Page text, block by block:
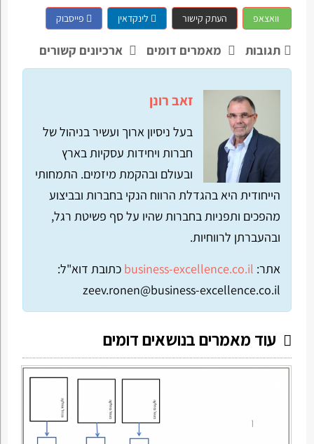
וואצאפ העתק קישור לינקדאין פייסבוק
תגובות מאמרים דומים ארכיונים קשורים
זאב רונן
בעל ניסיון ארוך ועשיר בניהול של
חברות ויחידות עסקיות בארץ
ובעולם ובהקמת מיזמים. התמחותי
הייחודית היא בהגדלת הרווח הנקי בחברות ובביצוע
מהפכים ותפניות בחברות שהיו על סף פשיטת רגל,
ובהעברתן לרווחיות.
אתר: business-excellence.co.il כתובת דוא"ל:
zeev.ronen@business-excellence.co.il
עוד מאמרים בנושאים דומים